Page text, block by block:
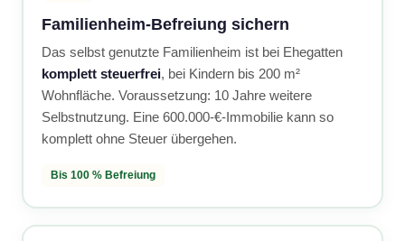
Familienheim-Befreiung sichern
Das selbst genutzte Familienheim ist bei Ehegatten
komplett steuerfrei, bei Kindern bis 200 m²
Wohnfläche. Voraussetzung: 10 Jahre weitere
Selbstnutzung. Eine 600.000-€-Immobilie kann so
komplett ohne Steuer übergehen.
Bis 100 % Befreiung